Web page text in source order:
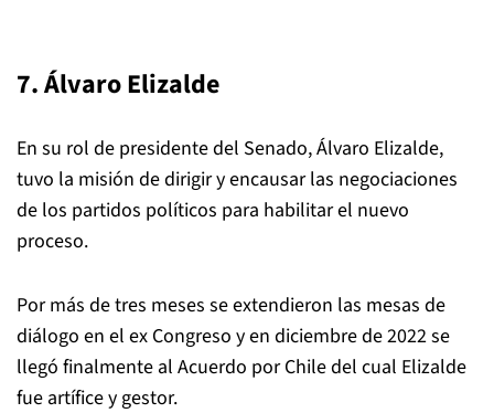
7. Álvaro Elizalde
En su rol de presidente del Senado, Álvaro Elizalde,
tuvo la misión de dirigir y encausar las negociaciones
de los partidos políticos para habilitar el nuevo
proceso.
Por más de tres meses se extendieron las mesas de
diálogo en el ex Congreso y en diciembre de 2022 se
llegó finalmente al Acuerdo por Chile del cual Elizalde
fue artífice y gestor.